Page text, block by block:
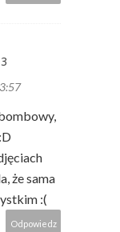
że sama
:(
Odpowiedz